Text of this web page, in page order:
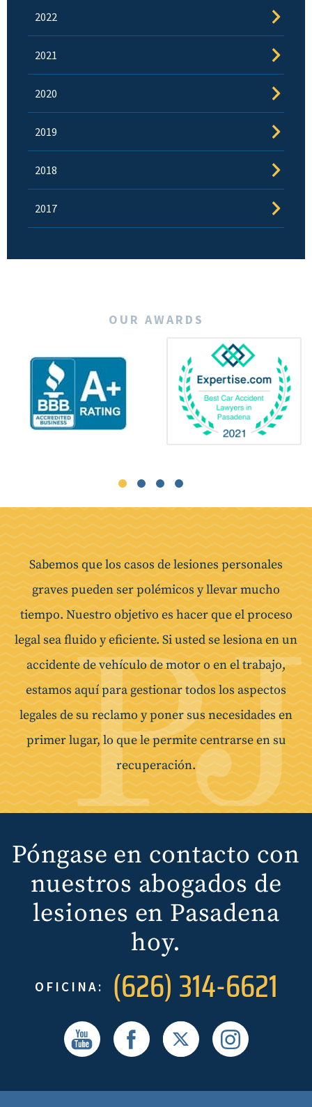
2022
2021
2020
2019
2018
2017
OUR AWARDS
Sabemos que los casos de lesiones personales
graves pueden ser polémicos y llevar mucho
tiempo. Nuestro objetivo es hacer que el proceso
legal sea fluido y eficiente. Si usted se lesiona en un
accidente de vehículo de motor o en el trabajo,
estamos aquí para gestionar todos los aspectos
legales de su reclamo y poner sus necesidades en
primer lugar, lo que le permite centrarse en su
recuperación.
Póngase en contacto con
nuestros abogados de
lesiones en Pasadena
hoy.
OFICINA: (626) 314-6621